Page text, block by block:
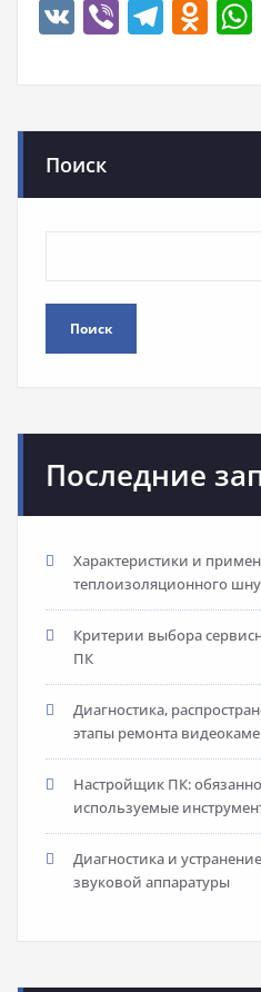
VK Viber
Поиск
Поиск
Последние
Характеристики и
теплоизоляционного
Критерии выбора
ПК
Диагностика,
этапы ремонта
Настройщик ПК:
используемые
Диагностика и
звуковой аппаратуры